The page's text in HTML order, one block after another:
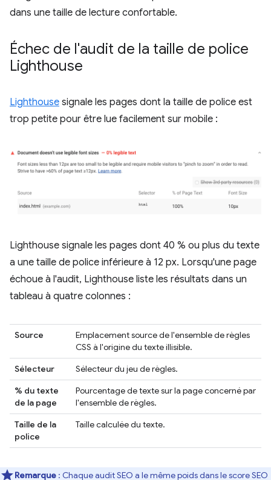
dans une taille de lecture confortable.
Échec de l'audit de la taille de police
Lighthouse
Lighthouse signale les pages dont la taille de police est
trop petite pour être lue facilement sur mobile :
Lighthouse signale les pages dont 40 % ou plus du texte
a une taille de police inférieure à 12 px. Lorsqu'une page
échoue à l'audit, Lighthouse liste les résultats dans un
tableau à quatre colonnes :
Source
Emplacement source de l'ensemble de règles
CSS à l'origine du texte illisible.
Sélecteur
Sélecteur du jeu de règles.
% du texte
de la page
Pourcentage de texte sur la page concerné par
l'ensemble de règles.
Taille de la
police
Taille calculée du texte.
Remarque : Chaque audit SEO a le même poids dans le score SEO